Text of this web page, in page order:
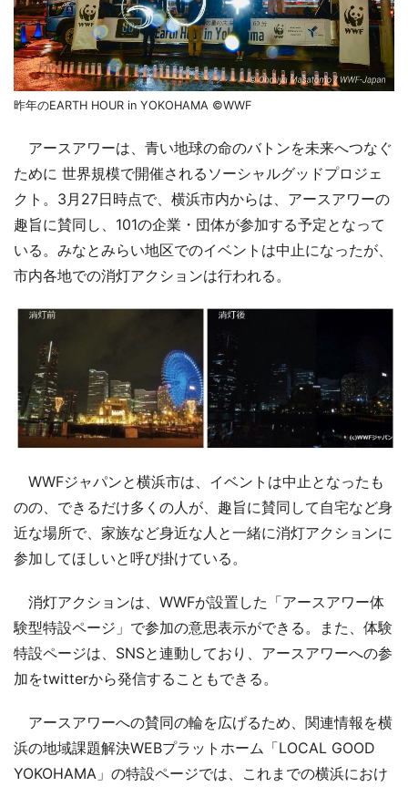
昨年のEARTH HOUR in YOKOHAMA ©WWF
アースアワーは、青い地球の命のバトンを未来へつなぐ
ために 世界規模で開催されるソーシャルグッドプロジェ
クト。3月27日時点で、横浜市内からは、アースアワーの
趣旨に賛同し、101の企業・団体が参加する予定となって
いる。みなとみらい地区でのイベントは中止になったが、
市内各地での消灯アクションは行われる。
WWFジャパンと横浜市は、イベントは中止となったも
のの、できるだけ多くの人が、趣旨に賛同して自宅など身
近な場所で、家族など身近な人と一緒に消灯アクションに
参加してほしいと呼び掛けている。
消灯アクションは、WWFが設置した「アースアワー体
験型特設ページ」で参加の意思表示ができる。また、体験
特設ページは、SNSと連動しており、アースアワーへの参
加をtwitterから発信することもできる。
アースアワーへの賛同の輪を広げるため、関連情報を横
浜の地域課題解決WEBプラットホーム「LOCAL GOOD
YOKOHAMA」の特設ページでは、これまでの横浜におけ